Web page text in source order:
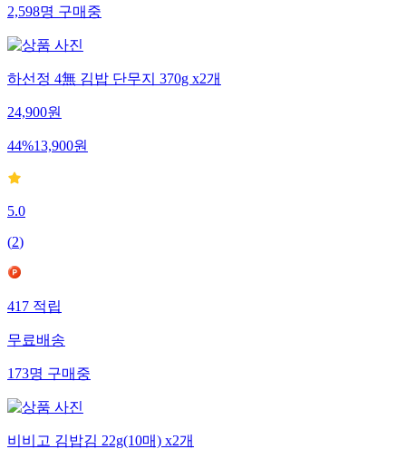
2,598명구매중
하선정 4無 김밥 단무지 370g x2개
24,900원
44%13,900원
5.0
(2)
417적립
무료배송
173명구매중
비비고 김밥김 22g(10매) x2개